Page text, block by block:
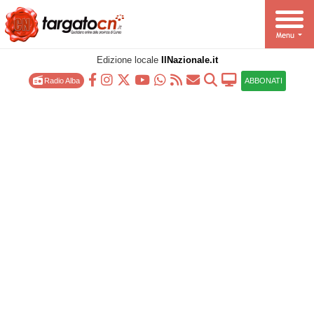
Edizione locale IlNazionale.it
Radio Alba ABBONATI